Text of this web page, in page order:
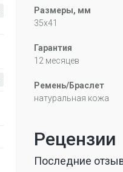
Размеры, мм
35х41
Гарантия
12 месяцев
Ремень/Браслет
натуральная кожа
Рецензии
Последние